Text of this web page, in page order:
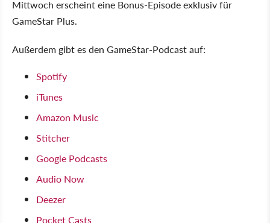
Mittwoch erscheint eine Bonus-Episode exklusiv für
GameStar Plus.
Außerdem gibt es den GameStar-Podcast auf:
Spotify
iTunes
Amazon Music
Stitcher
Google Podcasts
Audio Now
Deezer
Pocket Casts